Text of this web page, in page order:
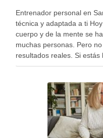
Entrenador personal en
técnica y adaptada a ti
cuerpo y de la mente se
muchas personas. Pero
resultados reales. Si
en Sant Cugat …